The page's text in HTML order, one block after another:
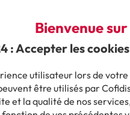
avec un
en agence ou envoyer
fournisseur d’électricité
votre numéro de
à joindre une copie de
vos démarches en ligne,
Bienvenue
: Accepter les
utilisateur lors de
être utilisés par
et la qualité de nos